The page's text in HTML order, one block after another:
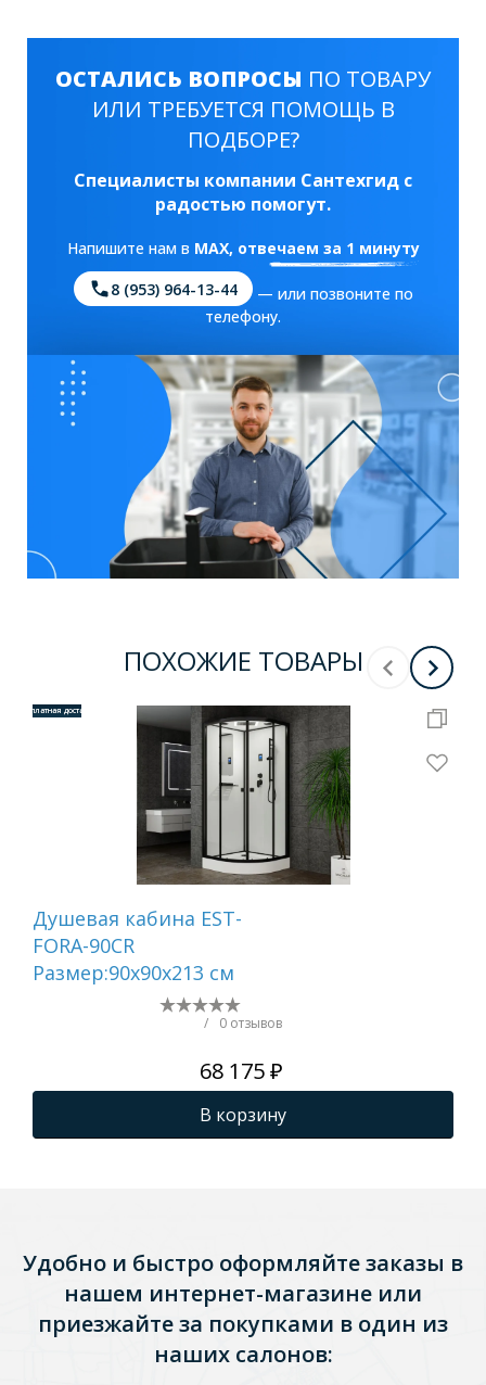
ОСТАЛИСЬ ВОПРОСЫ ПО ТОВАРУ
ИЛИ ТРЕБУЕТСЯ ПОМОЩЬ В
ПОДБОРЕ?
Специалисты компании Сантехгид с
радостью помогут.
Напишите нам в MAX, отвечаем за 1 минуту
8 (953) 964-13-44
— или позвоните по
телефону.
ПОХОЖИЕ ТОВАРЫ
Бесплатная доставка
Душевая кабина EST-
FORA-90CR
Размер:90х90х213 см
/ 0 отзывов
68 175 ₽
В корзину
Бесплатная
Удобно и быстро оформляйте заказы в
нашем интернет-магазине или
приезжайте за покупками в один из
наших салонов: